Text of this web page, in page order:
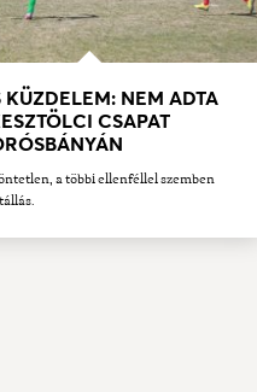
KÜZDELEM: NEM ADTA
CSAPAT
a többi ellenféllel szemben